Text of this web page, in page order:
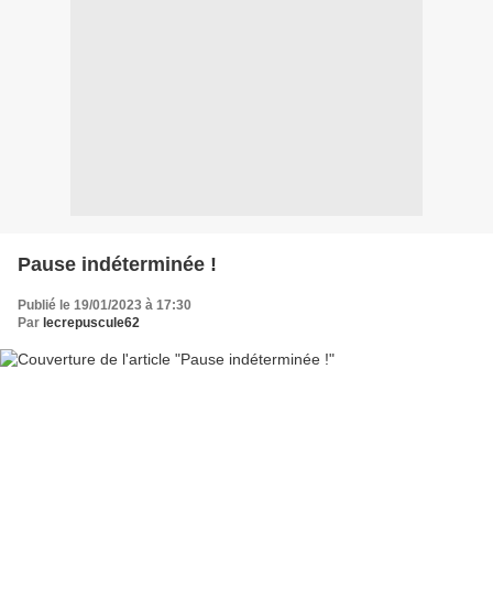
Pause indéterminée !
Publié le 19/01/2023 à 17:30
Par lecrepuscule62